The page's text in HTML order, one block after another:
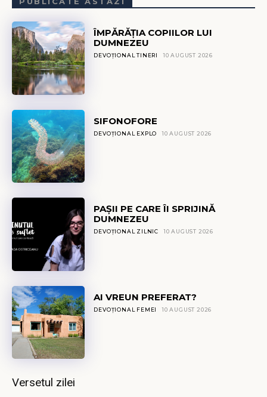
ÎMPĂRĂȚIA COPIILOR LUI
DUMNEZEU
DEVOȚIONAL TINERI 10 AUGUST 2026
SIFONOFORE
DEVOȚIONAL EXPLO 10 AUGUST 2026
PAȘII PE CARE ÎI SPRIJINĂ
DUMNEZEU
DEVOȚIONAL ZILNIC 10 AUGUST 2026
AI VREUN PREFERAT?
DEVOȚIONAL FEMEI 10 AUGUST 2026
Versetul zilei